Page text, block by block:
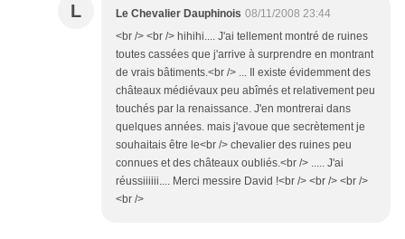
L Le Chevalier Dauphinois 08/11/2008 23:44
<br /> <br /> hihihi.... J'ai tellement montré de ruines
toutes cassées que j'arrive à surprendre en montrant
de vrais bâtiments.<br /> ... Il existe évidemment des
châteaux médiévaux peu abîmés et relativement peu
touchés par la renaissance. J'en montrerai dans
quelques années. mais j'avoue que secrètement je
souhaitais être le<br /> chevalier des ruines peu
connues et des châteaux oubliés.<br /> ..... J'ai
réussiiiiii.... Merci messire David !<br /> <br /> <br />
<br />